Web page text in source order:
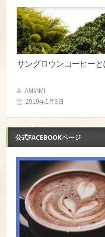
サングロウンコーヒーと
AMIAMI
2019年1月3日
公式FACEBOOKページ